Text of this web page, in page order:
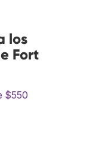
los
Fort
$550